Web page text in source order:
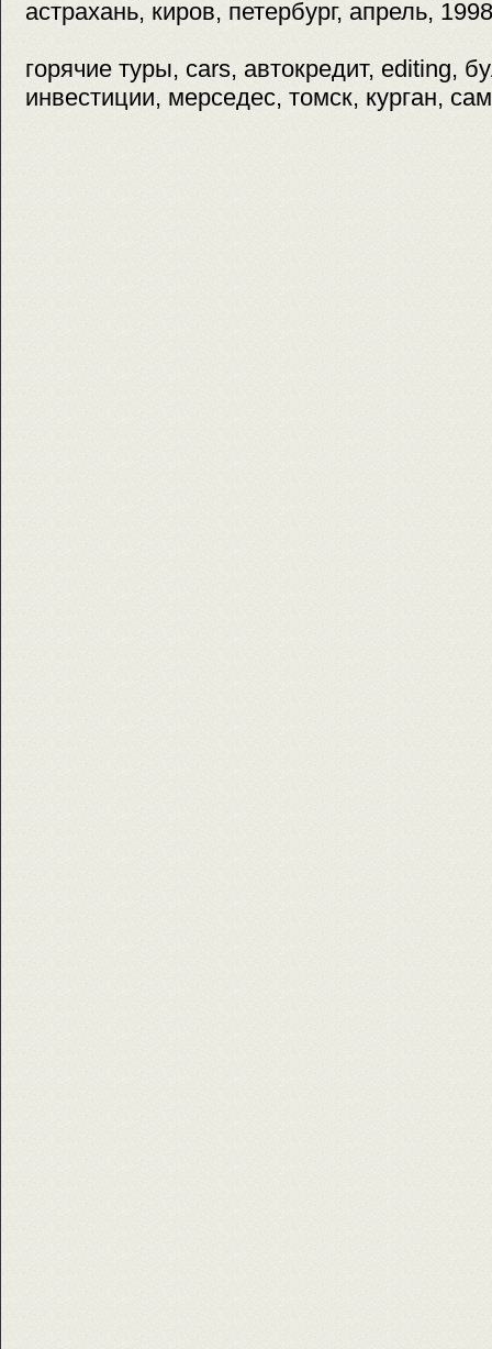
астрахань, киров, петербург, апрель,
горячие туры, cars, автокредит, editing,
инвестиции, мерседес, томск, курган,